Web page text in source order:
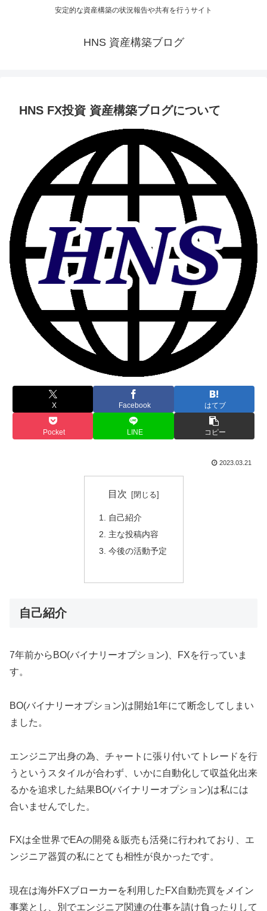
安定的な資産構築の状況報告や共有を行うサイト
HNS 資産構築ブログ
HNS FX投資 資産構築ブログについて
X Facebook はてブ
Pocket LINE コピー
2023.03.21
目次
自己紹介
主な投稿内容
今後の活動予定
自己紹介
7年前からBO(バイナリーオプション)、FXを行っていま
す。
BO(バイナリーオプション)は開始1年にて断念してしまい
ました。
エンジニア出身の為、チャートに張り付いてトレードを行
うというスタイルが合わず、いかに自動化して収益化出来
るかを追求した結果BO(バイナリーオプション)は私には
合いませんでした。
FXは全世界でEAの開発＆販売も活発に行われており、エ
ンジニア器質の私にとても相性が良かったです。
現在は海外FXブローカーを利用したFX自動売買をメイン
事業とし、別でエンジニア関連の仕事を請け負ったりして